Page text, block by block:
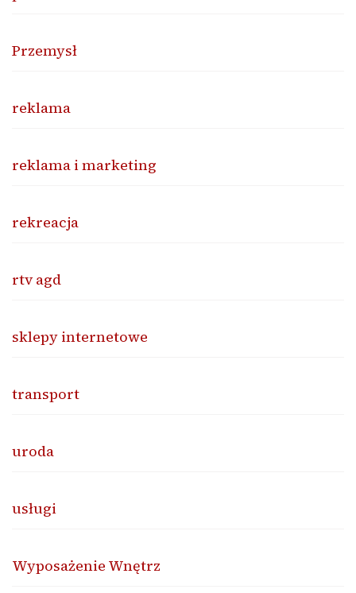
Przemysł
reklama
reklama i marketing
rekreacja
rtv agd
sklepy internetowe
transport
uroda
usługi
Wyposażenie Wnętrz